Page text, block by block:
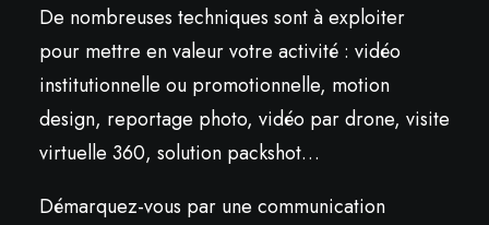
De nombreuses techniques sont à exploiter
pour mettre en valeur votre activité : vidéo
institutionnelle ou promotionnelle, motion
design, reportage photo, vidéo par drone, visite
virtuelle 360, solution packshot…
Démarquez-vous par une communication